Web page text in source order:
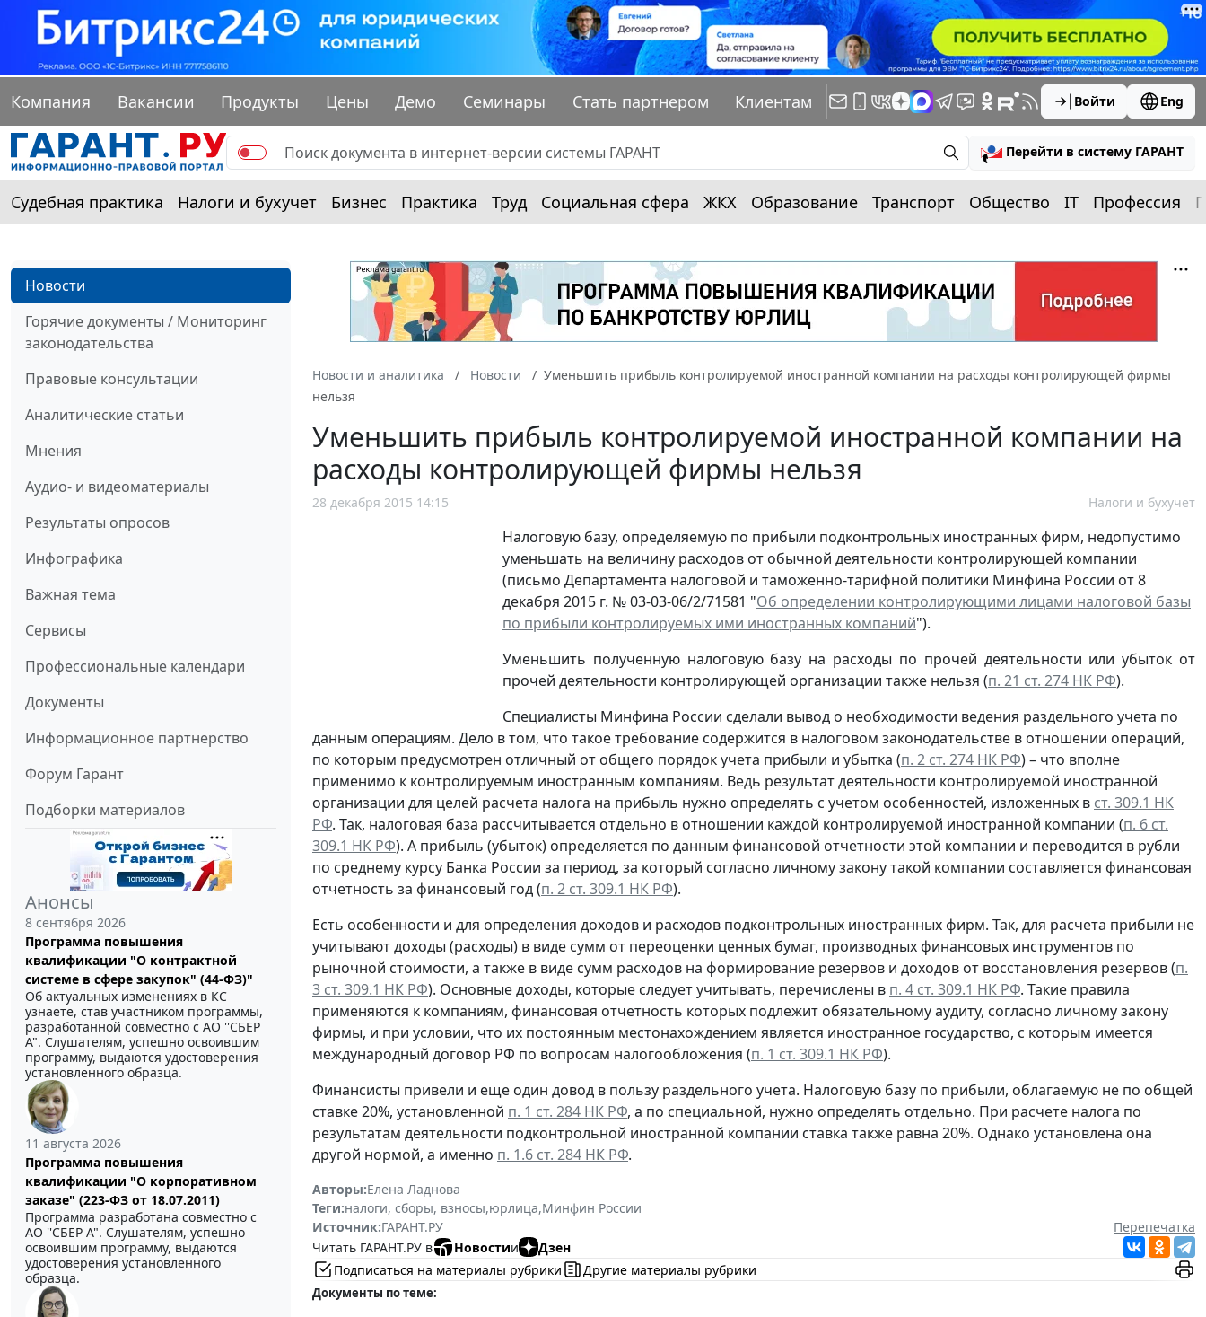
Компания Вакансии Продукты Цены Демо Семинары Стать партнером Клиентам Войти Eng
Перейти в систему ГАРАНТ
Судебная практика Налоги и бухучет Бизнес Практика Труд Социальная сфера ЖКХ Образование Транспорт Общество IT Профессия
Новости
Горячие документы / Мониторинг
законодательства
Правовые консультации
Аналитические статьи
Мнения
Аудио- и видеоматериалы
Результаты опросов
Инфографика
Важная тема
Сервисы
Профессиональные календари
Документы
Информационное партнерство
Форум Гарант
Подборки материалов
Анонсы
8 сентября 2026
Программа повышения
квалификации "О контрактной
системе в сфере закупок" (44-ФЗ)"
Об актуальных изменениях в КС
узнаете, став участником программы,
разработанной совместно с АО ''СБЕР
А". Слушателям, успешно освоившим
программу, выдаются удостоверения
установленного образца.
11 августа 2026
Программа повышения
квалификации "О корпоративном
заказе" (223-ФЗ от 18.07.2011)
Программа разработана совместно с
АО ''СБЕР А". Слушателям, успешно
освоившим программу, выдаются
удостоверения установленного
образца.
Новости и аналитика Новости
Уменьшить прибыль контролируемой иностранной компании на расходы контролирующей фирмы
нельзя
Уменьшить прибыль контролируемой иностранной компании на
расходы контролирующей фирмы нельзя
28 декабря 2015 14:15 Налоги и бухучет
Налоговую базу, определяемую по прибыли подконтрольных иностранных фирм, недопустимо
уменьшать на величину расходов от обычной деятельности контролирующей компании
(письмо Департамента налоговой и таможенно-тарифной политики Минфина России от 8
декабря 2015 г. № 03-03-06/2/71581 "Об определении контролирующими лицами налоговой базы
по прибыли контролируемых ими иностранных компаний").
Уменьшить полученную налоговую базу на расходы по прочей деятельности или убыток от
прочей деятельности контролирующей организации также нельзя (п. 21 ст. 274 НК РФ).
Специалисты Минфина России cделали вывод о необходимости ведения раздельного учета по
данным операциям. Дело в том, что такое требование содержится в налоговом законодательстве в отношении операций,
по которым предусмотрен отличный от общего порядок учета прибыли и убытка (п. 2 ст. 274 НК РФ) – что вполне
применимо к контролируемым иностранным компаниям. Ведь результат деятельности контролируемой иностранной
организации для целей расчета налога на прибыль нужно определять с учетом особенностей, изложенных в ст. 309.1 НК
РФ. Так, налоговая база рассчитывается отдельно в отношении каждой контролируемой иностранной компании (п. 6 ст.
309.1 НК РФ). А прибыль (убыток) определяется по данным финансовой отчетности этой компании и переводится в рубли
по среднему курсу Банка России за период, за который согласно личному закону такой компании составляется финансовая
отчетность за финансовый год (п. 2 ст. 309.1 НК РФ).
Есть особенности и для определения доходов и расходов подконтрольных иностранных фирм. Так, для расчета прибыли не
учитывают доходы (расходы) в виде сумм от переоценки ценных бумаг, производных финансовых инструментов по
рыночной стоимости, а также в виде сумм расходов на формирование резервов и доходов от восстановления резервов (п.
3 ст. 309.1 НК РФ). Основные доходы, которые следует учитывать, перечислены в п. 4 ст. 309.1 НК РФ. Такие правила
применяются к компаниям, финансовая отчетность которых подлежит обязательному аудиту, согласно личному закону
фирмы, и при условии, что их постоянным местонахождением является иностранное государство, с которым имеется
международный договор РФ по вопросам налогообложения (п. 1 ст. 309.1 НК РФ).
Финансисты привели и еще один довод в пользу раздельного учета. Налоговую базу по прибыли, облагаемую не по общей
ставке 20%, установленной п. 1 ст. 284 НК РФ, а по специальной, нужно определять отдельно. При расчете налога по
результатам деятельности подконтрольной иностранной компании ставка также равна 20%. Однако установлена она
другой нормой, а именно п. 1.6 ст. 284 НК РФ.
Авторы:Елена Ладнова
Теги:налоги, сборы, взносы,юрлица,Минфин России
Источник:ГАРАНТ.РУ
Перепечатка
Читать ГАРАНТ.РУ в
Новостии
Дзен
Подписаться на материалы рубрики
Другие материалы рубрики
Документы по теме: